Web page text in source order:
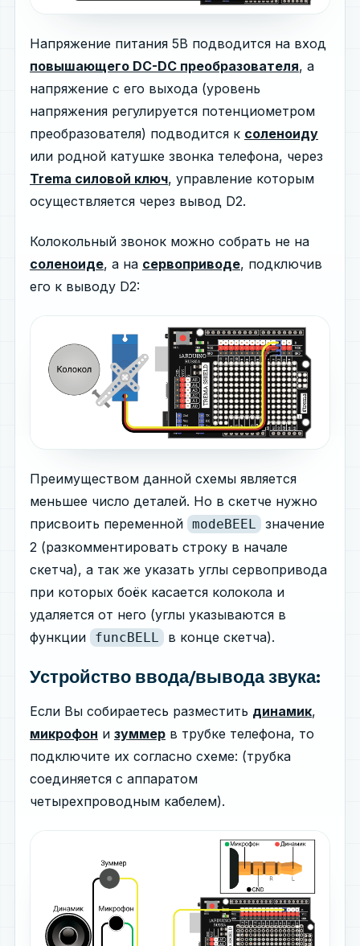
Напряжение питания 5В подводится на вход
повышающего DC-DC преобразователя, а
напряжение с его выхода (уровень
напряжения регулируется потенциометром
преобразователя) подводится к соленоиду
или родной катушке звонка телефона, через
Trema силовой ключ, управление которым
осуществляется через вывод D2.
Колокольный звонок можно собрать не на
соленоиде, а на сервоприводе, подключив
его к выводу D2:
Преимуществом данной схемы является
меньшее число деталей. Но в скетче нужно
присвоить переменной modeBEEL
значение
2 (разкомментировать строку в начале
скетча), а так же указать углы сервопривода
при которых боёк касается колокола и
удаляется от него (углы указываются в
функции
funcBELL в конце скетча).
Устройство ввода/вывода звука:
Если Вы собираетесь разместить динамик,
микрофон и зуммер в трубке телефона, то
подключите их согласно схеме: (трубка
соединяется с аппаратом
четырехпроводным кабелем).